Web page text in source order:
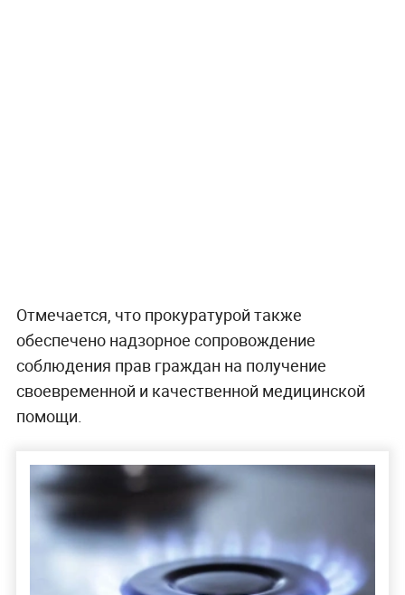
Отмечается, что прокуратурой также
обеспечено надзорное сопровождение
соблюдения прав граждан на получение
своевременной и качественной медицинской
помощи.